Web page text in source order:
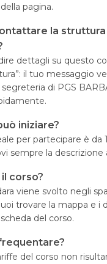
pagina.
la struttura
dettagli su questo
il tuo messaggio
di PGS
iniziare?
per partecipare è da
sempre la descrizione
corso?
viene svolto negli
trovare la mappa e i
del corso.
del corso non